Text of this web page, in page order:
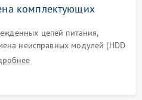
комплектующих
цепей питания,
неисправных модулей (HDD